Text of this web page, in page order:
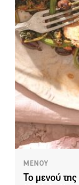
ΜΕΝΟΥ
Το μενού